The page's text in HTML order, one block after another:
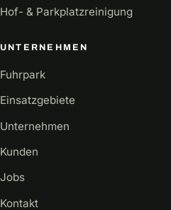
Hof- & Parkplatzreinigung
UNTERNEHMEN
Fuhrpark
Einsatzgebiete
Unternehmen
Kunden
Jobs
Kontakt